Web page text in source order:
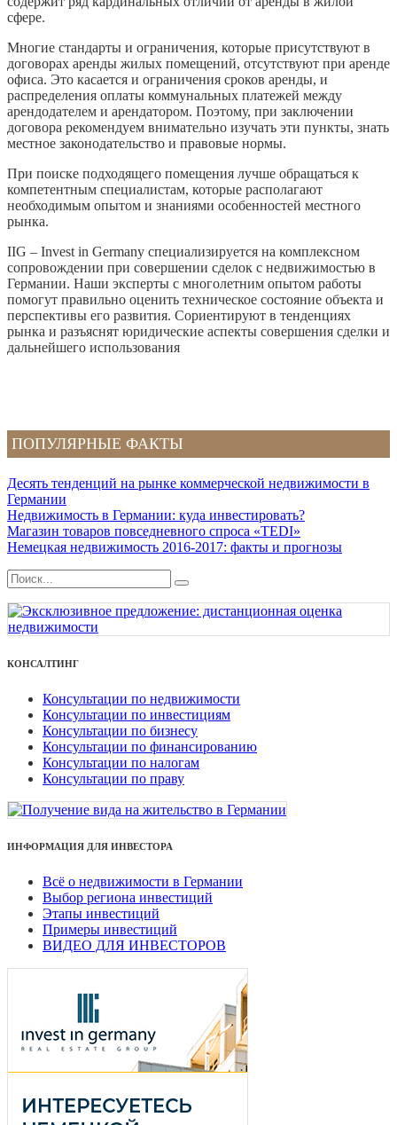
сфере.
Многие стандарты и ограничения, которые присутствуют в
договорах аренды жилых помещений, отсутствуют при аренде
офиса. Это касается и ограничения сроков аренды, и
распределения оплаты коммунальных платежей между
арендодателем и арендатором. Поэтому, при заключении
договора рекомендуем внимательно изучать эти пункты, знать
местное законодательство и правовые нормы.
При поиске подходящего помещения лучше обращаться к
компетентным специалистам, которые располагают
необходимым опытом и знаниями особенностей местного
рынка.
IIG – Invest in Germany специализируется на комплексном
сопровождении при совершении сделок с недвижимостью в
Германии. Наши эксперты с многолетним опытом работы
помогут правильно оценить техническое состояние объекта и
перспективы его развития. Сориентируют в тенденциях
рынка и разъяснят юридические аспекты совершения сделки и
дальнейшего использования
ПОПУЛЯРНЫЕ ФАКТЫ
Десять тенденций на рынке коммерческой недвижимости в
Германии
Недвижимость в Германии: куда инвестировать?
Магазин товаров повседневного спроса «TEDI»
Немецкая недвижимость 2016-2017: факты и прогнозы
КОНСАЛТИНГ
Консультации по недвижимости
Консультации по инвестициям
Консультации по бизнесу
Консультации по финансированию
Консультации по налогам
Консультации по праву
ИНФОРМАЦИЯ ДЛЯ ИНВЕСТОРА
Всё о недвижимости в Германии
Выбор региона инвестиций
Этапы инвестиций
Примеры инвестиций
ВИДЕО ДЛЯ ИНВЕСТОРОВ